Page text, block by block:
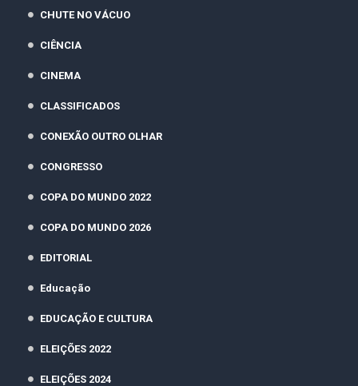
CHUTE NO VÁCUO
CIÊNCIA
CINEMA
CLASSIFICADOS
CONEXÃO OUTRO OLHAR
CONGRESSO
COPA DO MUNDO 2022
COPA DO MUNDO 2026
EDITORIAL
Educação
EDUCAÇÃO E CULTURA
ELEIÇÕES 2022
ELEIÇÕES 2024